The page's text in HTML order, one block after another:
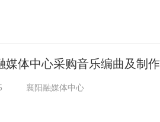
媒体中心采购音乐编曲及制
襄阳融媒体中心